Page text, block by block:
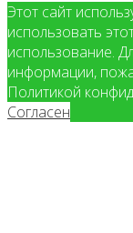
Этот сайт
использовать
использование.
информации,
Политикой
Согласен